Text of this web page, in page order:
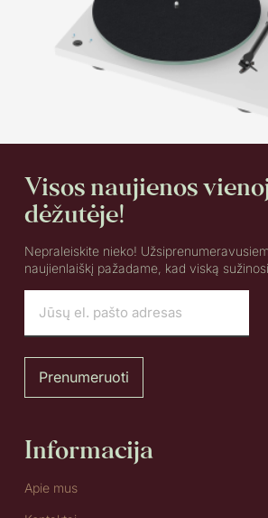
€449.00
Pasirinkti savybes
Visos naujienos
dėžutėje!
Nepraleiskite nieko!
naujienlaiškį pažadame, kad viską
Prenumeruoti
Informacija
Apie mus